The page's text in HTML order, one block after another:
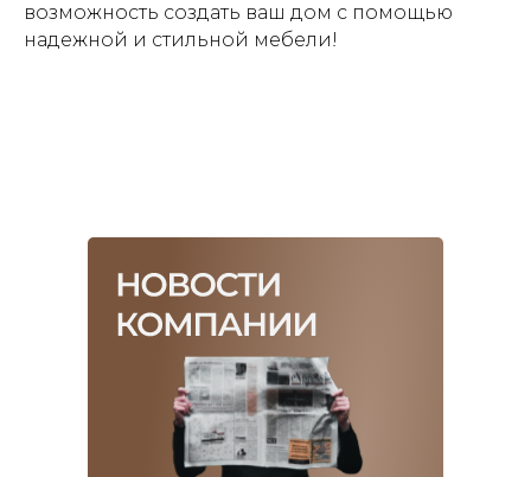
возможность создать ваш дом с помощью
надежной и стильной мебели!